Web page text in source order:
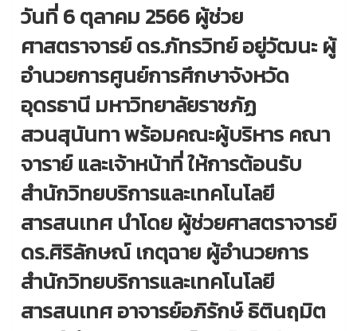
วันที่ 6 ตุลาคม 2566 ผู้ช่วย
ศาสตราจารย์ ดร.ภัทรวิทย์ อยู่วัฒนะ ผู้
อำนวยการศูนย์การศึกษาจังหวัด
อุดรธานี มหาวิทยาลัยราชภัฏ
สวนสุนันทา พร้อมคณะผู้บริหาร คณา
จาราย์ และเจ้าหน้าที่ ให้การต้อนรับ
สำนักวิทยบริการและเทคโนโลยี
สารสนเทศ นำโดย ผู้ช่วยศาสตราจารย์
ดร.ศิริลักษณ์ เกตุฉาย ผู้อำนวยการ
สำนักวิทยบริการและเทคโนโลยี
สารสนเทศ อาจารย์อภิรักษ์ ธิตินฤมิต